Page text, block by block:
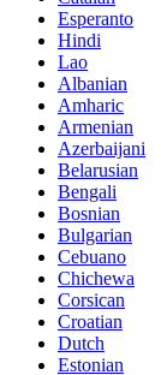
Esperanto
Hindi
Lao
Albanian
Amharic
Armenian
Azerbaijani
Belarusian
Bengali
Bosnian
Bulgarian
Cebuano
Chichewa
Corsican
Croatian
Dutch
Estonian